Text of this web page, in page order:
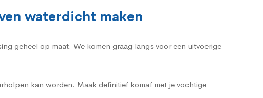
waterdicht maken
geheel op maat. We komen graag langs voor een uitvoerige
kan worden. Maak definitief komaf met je vochtige